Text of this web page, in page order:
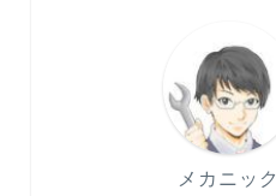
メカニック